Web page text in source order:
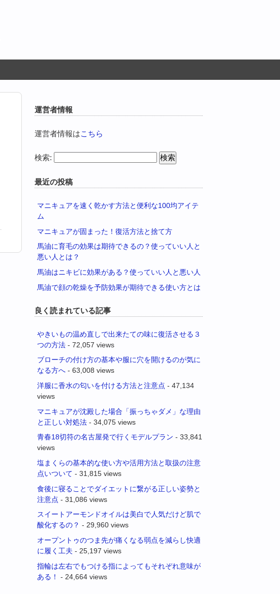
運営者情報
運営者情報はこちら
検索:
最近の投稿
マニキュアを速く乾かす方法と便利な100均アイテ
ム
マニキュアが固まった！復活方法と捨て方
馬油に育毛の効果は期待できるの？使っていい人と
悪い人とは？
馬油はニキビに効果がある？使っていい人と悪い人
馬油で顔の乾燥を予防効果が期待できる使い方とは
良く読まれている記事
やきいもの温め直しで出来たての味に復活させる３
つの方法 - 72,057 views
ブローチの付け方の基本や服に穴を開けるのが気に
なる方へ - 63,008 views
洋服に香水の匂いを付ける方法と注意点 - 47,134
views
マニキュアが沈殿した場合「振っちゃダメ」な理由
と正しい対処法 - 34,075 views
青春18切符の名古屋発で行くモデルプラン - 33,841
views
塩まくらの基本的な使い方や活用方法と取扱の注意
点いついて - 31,815 views
食後に寝ることでダイエットに繋がる正しい姿勢と
注意点 - 31,086 views
スイートアーモンドオイルは美白で人気だけど肌で
酸化するの？ - 29,960 views
オープントゥのつま先が痛くなる弱点を減らし快適
に履く工夫 - 25,197 views
指輪は左右でもつける指によってもそれぞれ意味が
ある！
- 24,664 views